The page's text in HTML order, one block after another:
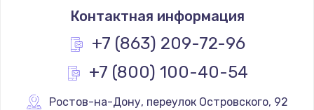
Контактная информация
+7 (863) 209-72-96
+7 (800) 100-40-54
Ростов-на-Дону, переулок Островского, 92